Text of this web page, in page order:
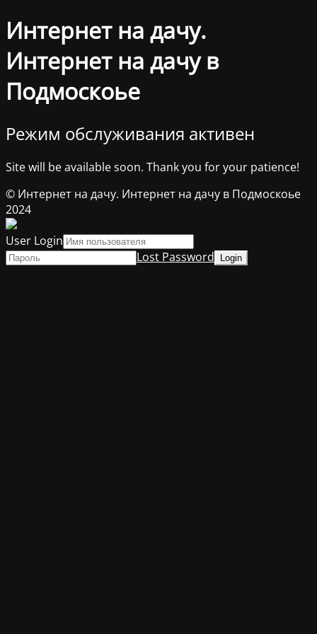
Интернет на дачу.
Интернет на дачу в
Подмоскоье
Режим обслуживания активен
Site will be available soon. Thank you for your patience!
© Интернет на дачу. Интернет на дачу в Подмоскоье
2024
User Login
Lost Password